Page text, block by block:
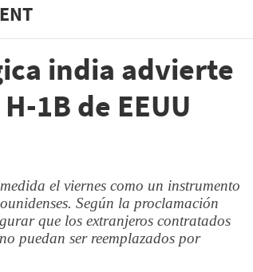
india advierte
1B de EEUU
el viernes como un instrumento
Según la proclamación
que los extranjeros contratados
puedan ser reemplazados por